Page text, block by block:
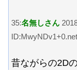
35:名無しさん
ID:MwyNDv1+0.net
昔ながらの2D